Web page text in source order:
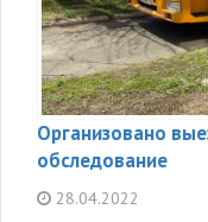
Организовано
обследование
28.04.2022